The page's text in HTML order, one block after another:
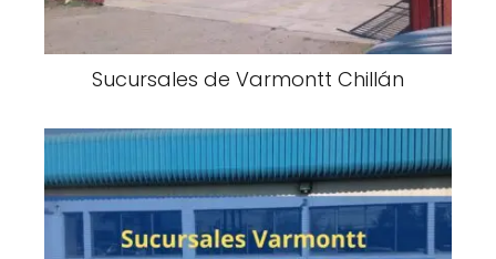
Sucursales de Varmontt Chillán